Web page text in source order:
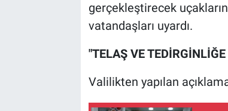
gerçekleştirecek
vatandaşları uyardı.
"TELAŞ VE
Valilikten yapılan